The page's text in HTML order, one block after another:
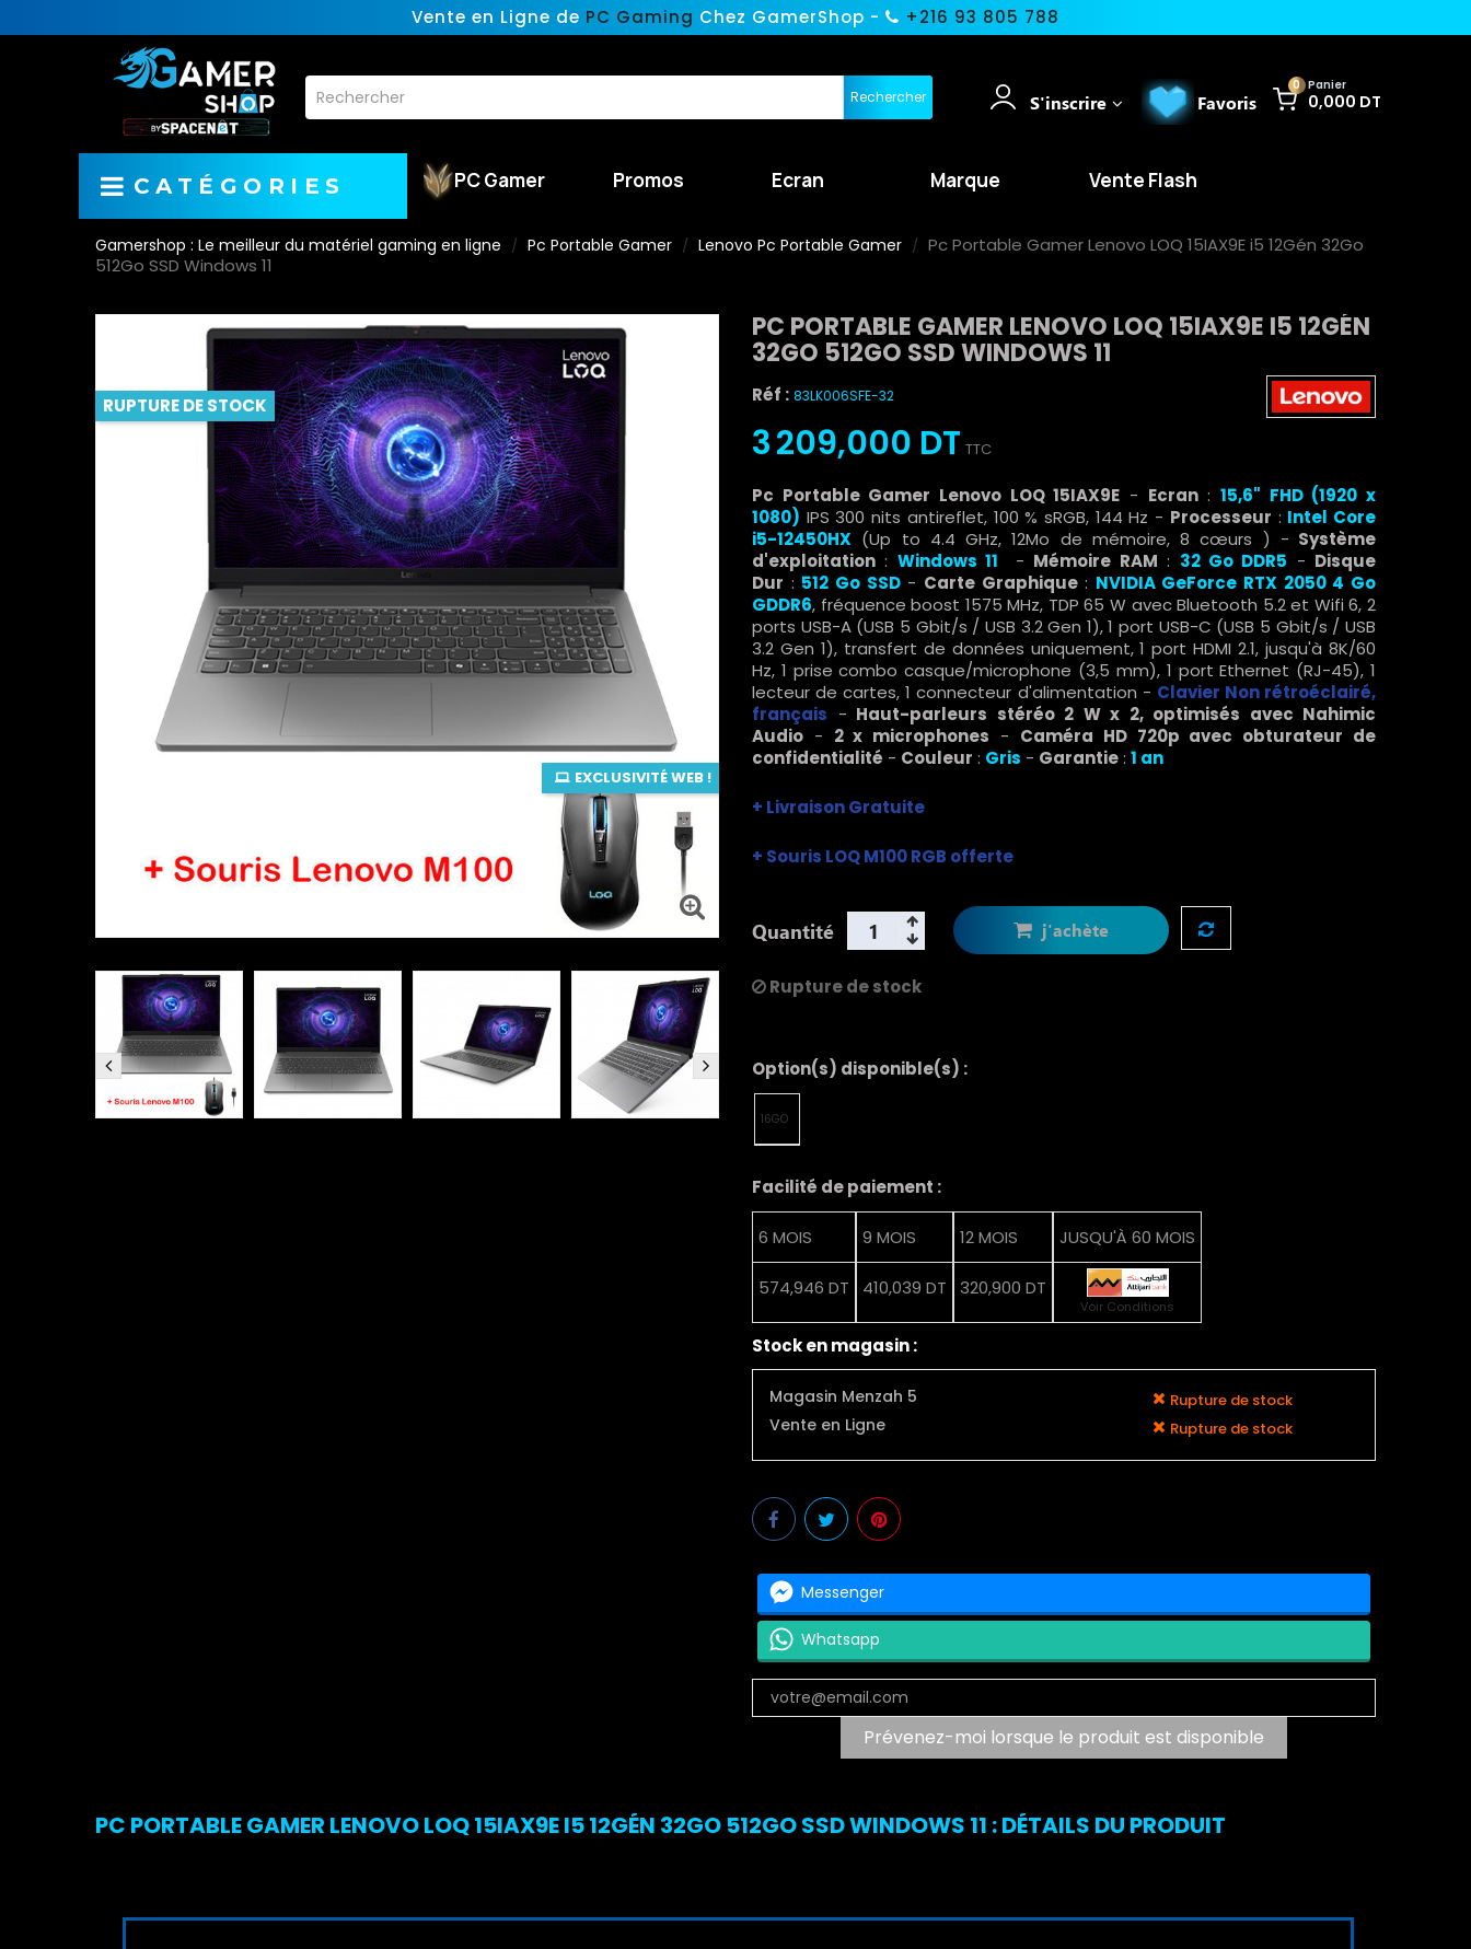
Vente en Ligne de PC Gaming Chez GamerShop - +216 93 805 788
Rechercher
0 Panier
0,000 DT
Favoris
S'inscrire
CATÉGORIES PC Gamer Promos Ecran Marque Vente Flash
Gamershop : Le meilleur du matériel gaming en ligne Pc Portable Gamer Lenovo Pc Portable Gamer
Pc Portable Gamer Lenovo LOQ 15IAX9E i5 12Gén 32Go
512Go SSD Windows 11
EXCLUSIVITÉ WEB !
RUPTURE DE STOCK
PC PORTABLE GAMER LENOVO LOQ 15IAX9E I5 12GÉN
32GO 512GO SSD WINDOWS 11
Réf : 83LK006SFE-32
3 209,000 DT TTC
Pc Portable Gamer Lenovo LOQ 15IAX9E - Ecran:15,6" FHD (1920 x
1080) IPS 300 nits antireflet, 100 % sRGB, 144 Hz - Processeur : Intel Core
i5-12450HX (Up to 4.4 GHz, 12Mo de mémoire, 8 cœurs ) - Système
d'exploitation : Windows 11 - Mémoire RAM : 32 Go DDR5 - Disque
Dur : 512 Go SSD- Carte Graphique: NVIDIA GeForce RTX 2050 4 Go
GDDR6, fréquence boost 1575 MHz, TDP 65 W avec Bluetooth 5.2 et Wifi 6, 2
ports USB-A (USB 5 Gbit/s / USB 3.2 Gen 1), 1 port USB-C (USB 5 Gbit/s / USB
3.2 Gen 1), transfert de données uniquement, 1 port HDMI 2.1, jusqu'à 8K/60
Hz, 1 prise combo casque/microphone (3,5 mm), 1 port Ethernet (RJ-45), 1
lecteur de cartes, 1 connecteur d'alimentation - Clavier Non rétroéclairé,
français - Haut-parleurs stéréo 2 W x 2, optimisés avec Nahimic
Audio - 2 x microphones - Caméra HD 720p avec obturateur de
confidentialité - Couleur : Gris - Garantie: 1 an
+ Livraison Gratuite
+ Souris LOQ M100 RGB offerte
Quantité j'achète
Rupture de stock
Option(s) disponible(s) :
16GO
Facilité de paiement :
6 MOIS
574,946 DT
9 MOIS
410,039 DT
12 MOIS
320,900 DT
JUSQU'À 60 MOIS
Voir Conditions
Stock en magasin :
Magasin Menzah 5 Rupture de stock
Vente en Ligne Rupture de stock
Messenger
Whatsapp
Prévenez-moi lorsque le produit est disponible
PC PORTABLE GAMER LENOVO LOQ 15IAX9E I5 12GÉN 32GO 512GO SSD WINDOWS 11 : DÉTAILS DU PRODUIT